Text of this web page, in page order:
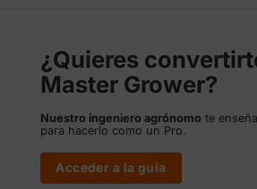
¿Quieres
Master Grower?
Nuestro ingeniero agrónomo te
para hacerlo como un Pro.
Acceder a la guía